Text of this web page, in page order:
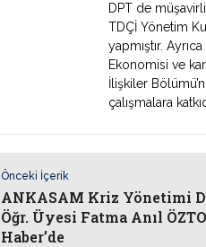
DPT de
TDÇİ Yönetim
yapmıştır.
Ekonomisi ve
İlişkiler
çalışmalara
Önceki İçerik
ANKASAM Kriz Yönetimi
Öğr. Üyesi Fatma Anıl
Haber’de